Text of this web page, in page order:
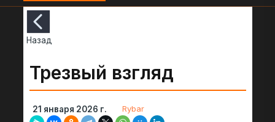
Назад
Трезвый взгляд
21 января 2026 г. Rybar